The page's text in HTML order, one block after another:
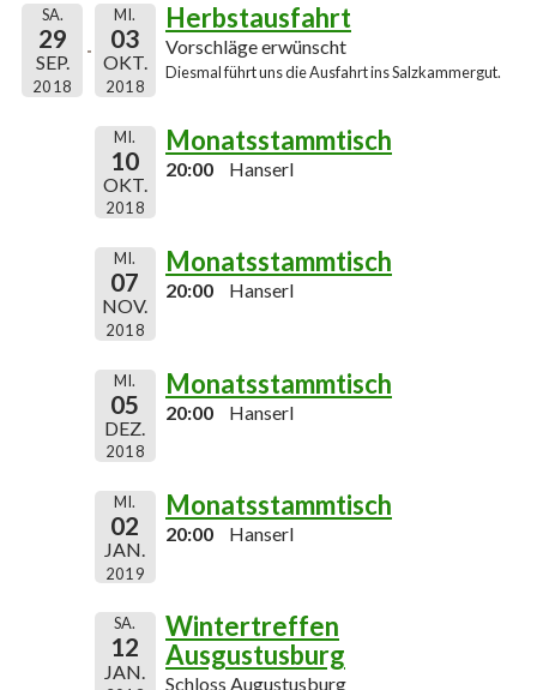
SA.
29
SEP.
2018
MI.
03
OKT.
2018
Herbstausfahrt
Vorschläge erwünscht
Diesmal führt uns die Ausfahrt ins Salzkammergut.
MI.
10
OKT.
2018
Monatsstammtisch
20:00 Hanserl
MI.
07
NOV.
2018
Monatsstammtisch
20:00 Hanserl
MI.
05
DEZ.
2018
Monatsstammtisch
20:00 Hanserl
MI.
02
JAN.
2019
Monatsstammtisch
20:00 Hanserl
SA.
12
JAN.
Wintertreffen
Ausgustusburg
Schloss Augustusburg